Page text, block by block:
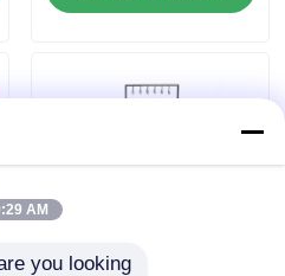
AM
you looking